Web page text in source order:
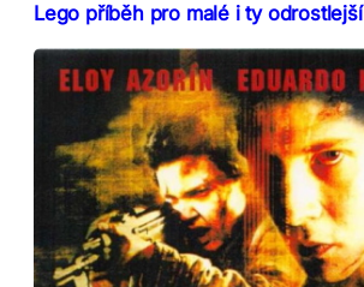
Lego příběh pro malé i ty odrostlejší